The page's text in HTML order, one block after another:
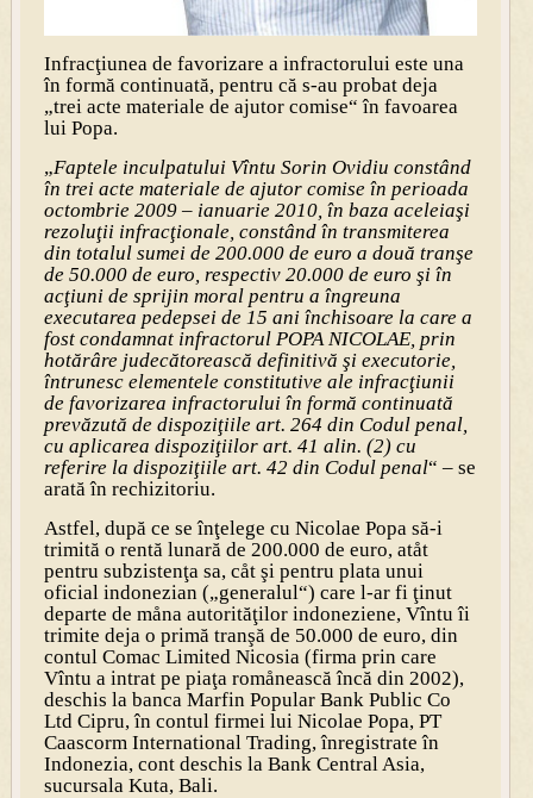
Infracţiunea de favorizare a infractorului este una
în formă continuată, pentru că s-au probat deja
„trei acte materiale de ajutor comise“ în favoarea
lui Popa.
„Faptele inculpatului Vîntu Sorin Ovidiu constând
în trei acte materiale de ajutor comise în perioada
octombrie 2009 – ianuarie 2010, în baza aceleiaşi
rezoluţii infracţionale, constând în transmiterea
din totalul sumei de 200.000 de euro a două tranşe
de 50.000 de euro, respectiv 20.000 de euro şi în
acţiuni de sprijin moral pentru a îngreuna
executarea pedepsei de 15 ani închisoare la care a
fost condamnat infractorul POPA NICOLAE, prin
hotărâre judecătorească definitivă şi executorie,
întrunesc elementele constitutive ale infracţiunii
de favorizarea infractorului în formă continuată
prevăzută de dispoziţiile art. 264 din Codul penal,
cu aplicarea dispoziţiilor art. 41 alin. (2) cu
referire la dispoziţiile art. 42 din Codul penal“ – se
arată în rechizitoriu.
Astfel, după ce se înţelege cu Nicolae Popa să-i
trimită o rentă lunară de 200.000 de euro, atåt
pentru subzistenţa sa, cåt şi pentru plata unui
oficial indonezian („generalul“) care l-ar fi ţinut
departe de måna autorităţilor indoneziene, Vîntu îi
trimite deja o primă tranşă de 50.000 de euro, din
contul Comac Limited Nicosia (firma prin care
Vîntu a intrat pe piaţa romånească încă din 2002),
deschis la banca Marfin Popular Bank Public Co
Ltd Cipru, în contul firmei lui Nicolae Popa, PT
Caascorm International Trading, înregistrate în
Indonezia, cont deschis la Bank Central Asia,
sucursala Kuta, Bali.